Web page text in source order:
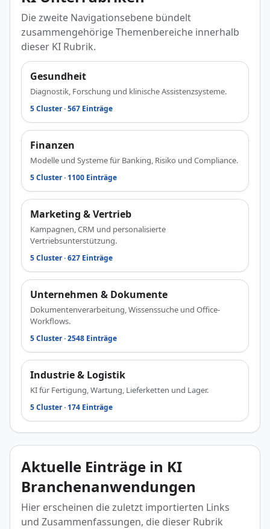
Die zweite Navigationsebene bündelt
zusammengehörige Themenbereiche innerhalb
dieser KI Rubrik.
Gesundheit
Diagnostik, Forschung und klinische Assistenzsysteme.
5 Cluster · 567 Einträge
Finanzen
Modelle und Systeme für Banking, Risiko und Compliance.
5 Cluster · 1100 Einträge
Marketing & Vertrieb
Kampagnen, CRM und personalisierte
Vertriebsunterstützung.
5 Cluster · 627 Einträge
Unternehmen & Dokumente
Dokumentenverarbeitung, Wissenssuche und Office-
Workflows.
5 Cluster · 2548 Einträge
Industrie & Logistik
KI für Fertigung, Wartung, Lieferketten und Lager.
5 Cluster · 174 Einträge
Aktuelle Einträge in KI
Branchenanwendungen
Hier erscheinen die zuletzt importierten Links
und Zusammenfassungen, die dieser Rubrik